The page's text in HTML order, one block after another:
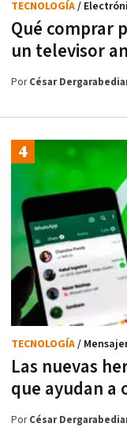
Qué comprar
un televisor
TECNOLOGÍA/
PorCésar
Las nuevas
que ayudan a
TECNOLOGÍA/
PorCésar